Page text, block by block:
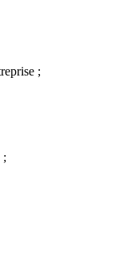
;
;